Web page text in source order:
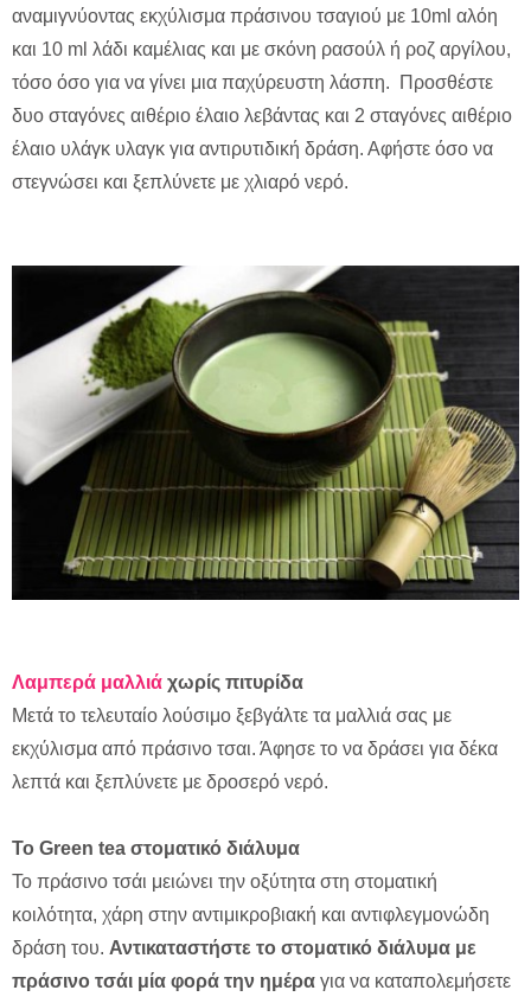
αναμιγνύοντας εκχύλισμα πράσινου τσαγιού με 10ml αλόη
και 10 ml λάδι καμέλιας και με σκόνη ρασούλ ή ροζ αργίλου,
τόσο όσο για να γίνει μια παχύρευστη λάσπη. Προσθέστε
δυο σταγόνες αιθέριο έλαιο λεβάντας και 2 σταγόνες αιθέριο
έλαιο υλάγκ υλαγκ για αντιρυτιδική δράση. Αφήστε όσο να
στεγνώσει και ξεπλύνετε με χλιαρό νερό.
Λαμπερά μαλλιά χωρίς πιτυρίδα
Μετά το τελευταίο λούσιμο ξεβγάλτε τα μαλλιά σας με
εκχύλισμα από πράσινο τσαι. Άφησε το να δράσει για δέκα
λεπτά και ξεπλύνετε με δροσερό νερό.
Το Green tea στοματικό διάλυμα
Το πράσινο τσάι μειώνει την οξύτητα στη στοματική
κοιλότητα, χάρη στην αντιμικροβιακή και αντιφλεγμονώδη
δράση του. Αντικαταστήστε το στοματικό διάλυμα με
πράσινο τσάι μία φορά την ημέρα για να καταπολεμήσετε